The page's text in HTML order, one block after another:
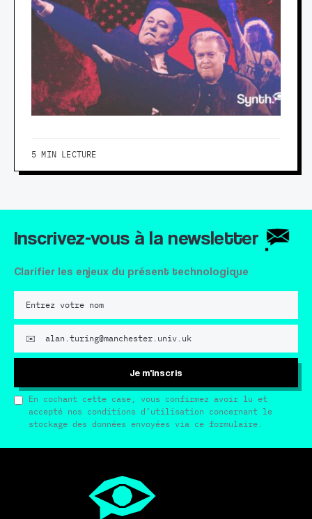
5 MIN LECTURE
Inscrivez-vous à la newsletter
Clarifier les enjeux du présent technologique
Je m'inscris
En cochant cette case, vous confirmez avoir lu et
accepté nos conditions d’utilisation concernant le
stockage des données envoyées via ce formulaire.